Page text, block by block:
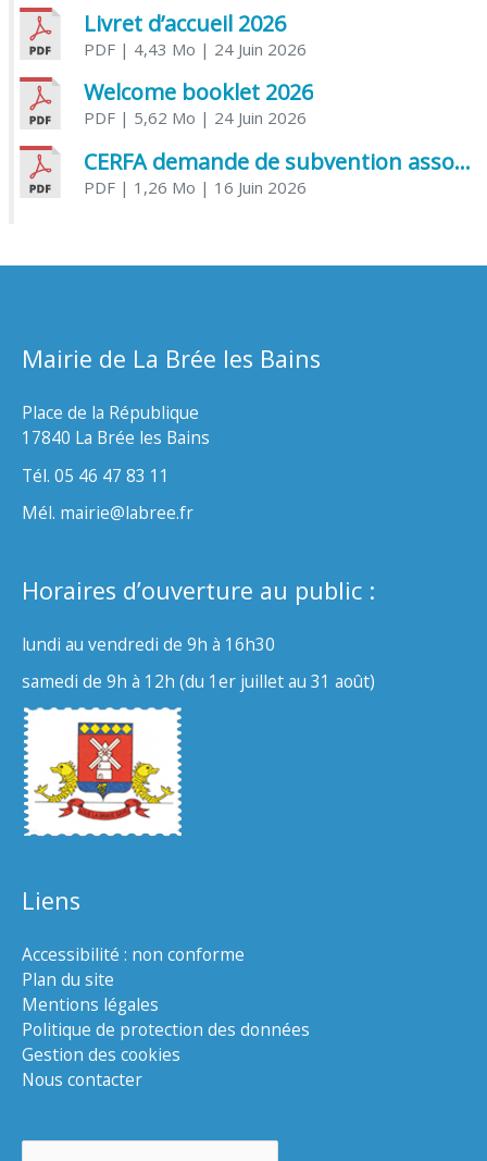
Livret d’accueil 2026
PDF| 4,43 Mo | 24 Juin 2026
Welcome booklet 2026
PDF| 5,62 Mo | 24 Juin 2026
CERFA demande de subvention association
PDF| 1,26 Mo | 16 Juin 2026
Mairie de La Brée les Bains
Place de la République
17840 La Brée les Bains
Tél. 05 46 47 83 11
Mél. mairie@labree.fr
Horaires d’ouverture au public :
lundi au vendredi de 9h à 16h30
samedi de 9h à 12h (du 1er juillet au 31 août)
Liens
Accessibilité : non conforme
Plan du site
Mentions légales
Politique de protection des données
Gestion des cookies
Nous contacter